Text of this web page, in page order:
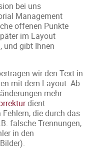
bei uns
Management
offenen Punkte
im Layout
und gibt Ihnen
wir den Text in
mit dem Layout. Ab
mehr
dient
die durch das
falsche Trennungen,
in den